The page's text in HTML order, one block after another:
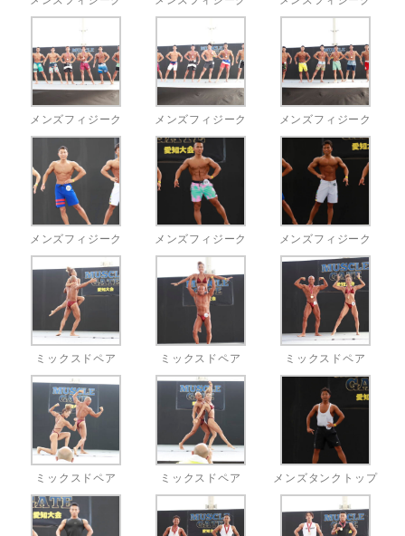
メンズフィジーク メンズフィジーク メンズフィジーク
メンズフィジーク メンズフィジーク メンズフィジーク
ミックスドペア ミックスドペア ミックスドペア
ミックスドペア ミックスドペア メンズタンクトップ